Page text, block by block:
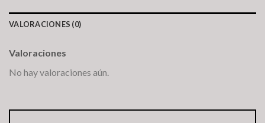
VALORACIONES (0)
Valoraciones
No hay valoraciones aún.